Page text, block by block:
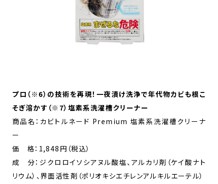
プロ（※6）の技術を再現！一夜漬け洗浄で年代物カビも根こ
そぎ溶かす（※7）塩素系洗濯槽クリーナー
商品名：カビトルネード Premium 塩素系洗濯槽クリーナ
ー
価 格：1,848円（税込）
成 分：ジクロロイソシアヌル酸塩、アルカリ剤（ケイ酸ナト
リウム）、界面活性剤（ポリオキシエチレンアルキルエーテル）